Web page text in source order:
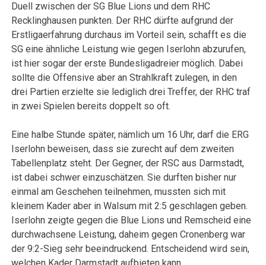
Duell zwischen der SG Blue Lions und dem RHC
Recklinghausen punkten. Der RHC dürfte aufgrund der
Erstligaerfahrung durchaus im Vorteil sein, schafft es die
SG eine ähnliche Leistung wie gegen Iserlohn abzurufen,
ist hier sogar der erste Bundesligadreier möglich. Dabei
sollte die Offensive aber an Strahlkraft zulegen, in den
drei Partien erzielte sie lediglich drei Treffer, der RHC traf
in zwei Spielen bereits doppelt so oft.
Eine halbe Stunde später, nämlich um 16 Uhr, darf die ERG
Iserlohn beweisen, dass sie zurecht auf dem zweiten
Tabellenplatz steht. Der Gegner, der RSC aus Darmstadt,
ist dabei schwer einzuschätzen. Sie durften bisher nur
einmal am Geschehen teilnehmen, mussten sich mit
kleinem Kader aber in Walsum mit 2:5 geschlagen geben.
Iserlohn zeigte gegen die Blue Lions und Remscheid eine
durchwachsene Leistung, daheim gegen Cronenberg war
der 9:2-Sieg sehr beeindruckend. Entscheidend wird sein,